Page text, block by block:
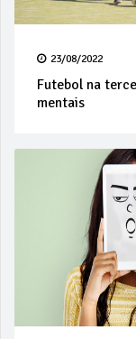
23/08/2022
Futebol na
mentais